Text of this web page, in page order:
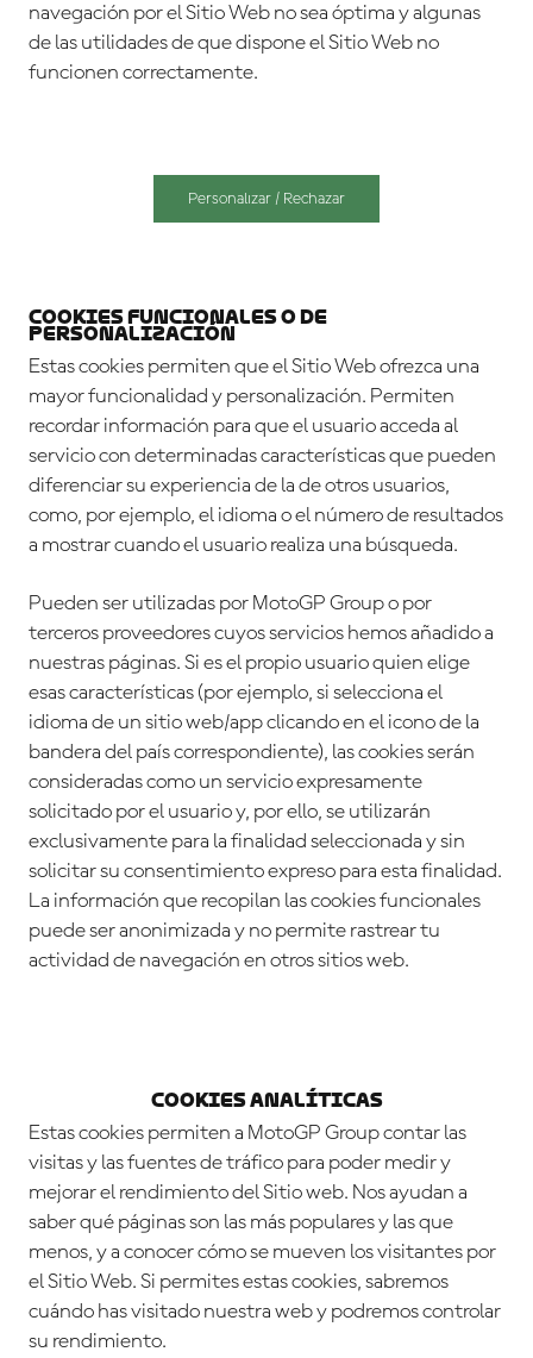
navegación por el Sitio Web no sea óptima y algunas
de las utilidades de que dispone el Sitio Web no
funcionen correctamente.
Personalizar / Rechazar
Cookies Funcionales o de
personalización
Estas cookies permiten que el Sitio Web ofrezca una
mayor funcionalidad y personalización. Permiten
recordar información para que el usuario acceda al
servicio con determinadas características que pueden
diferenciar su experiencia de la de otros usuarios,
como, por ejemplo, el idioma o el número de resultados
a mostrar cuando el usuario realiza una búsqueda.
Pueden ser utilizadas por MotoGP Group o por
terceros proveedores cuyos servicios hemos añadido a
nuestras páginas. Si es el propio usuario quien elige
esas características (por ejemplo, si selecciona el
idioma de un sitio web/app clicando en el icono de la
bandera del país correspondiente), las cookies serán
consideradas como un servicio expresamente
solicitado por el usuario y, por ello, se utilizarán
exclusivamente para la finalidad seleccionada y sin
solicitar su consentimiento expreso para esta finalidad.
La información que recopilan las cookies funcionales
puede ser anonimizada y no permite rastrear tu
actividad de navegación en otros sitios web.
Cookies Analíticas
Estas cookies permiten a MotoGP Group contar las
visitas y las fuentes de tráfico para poder medir y
mejorar el rendimiento del Sitio web. Nos ayudan a
saber qué páginas son las más populares y las que
menos, y a conocer cómo se mueven los visitantes por
el Sitio Web. Si permites estas cookies, sabremos
cuándo has visitado nuestra web y podremos controlar
su rendimiento.